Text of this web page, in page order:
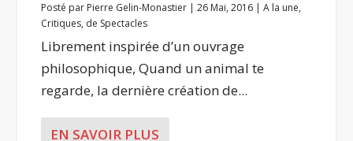
Posté par Pierre Gelin-Monastier |26 Mai, 2016 |A la une,
Critiques, de Spectacles
Librement inspirée d’un ouvrage
philosophique, Quand un animal te
regarde, la dernière création de...
EN SAVOIR PLUS